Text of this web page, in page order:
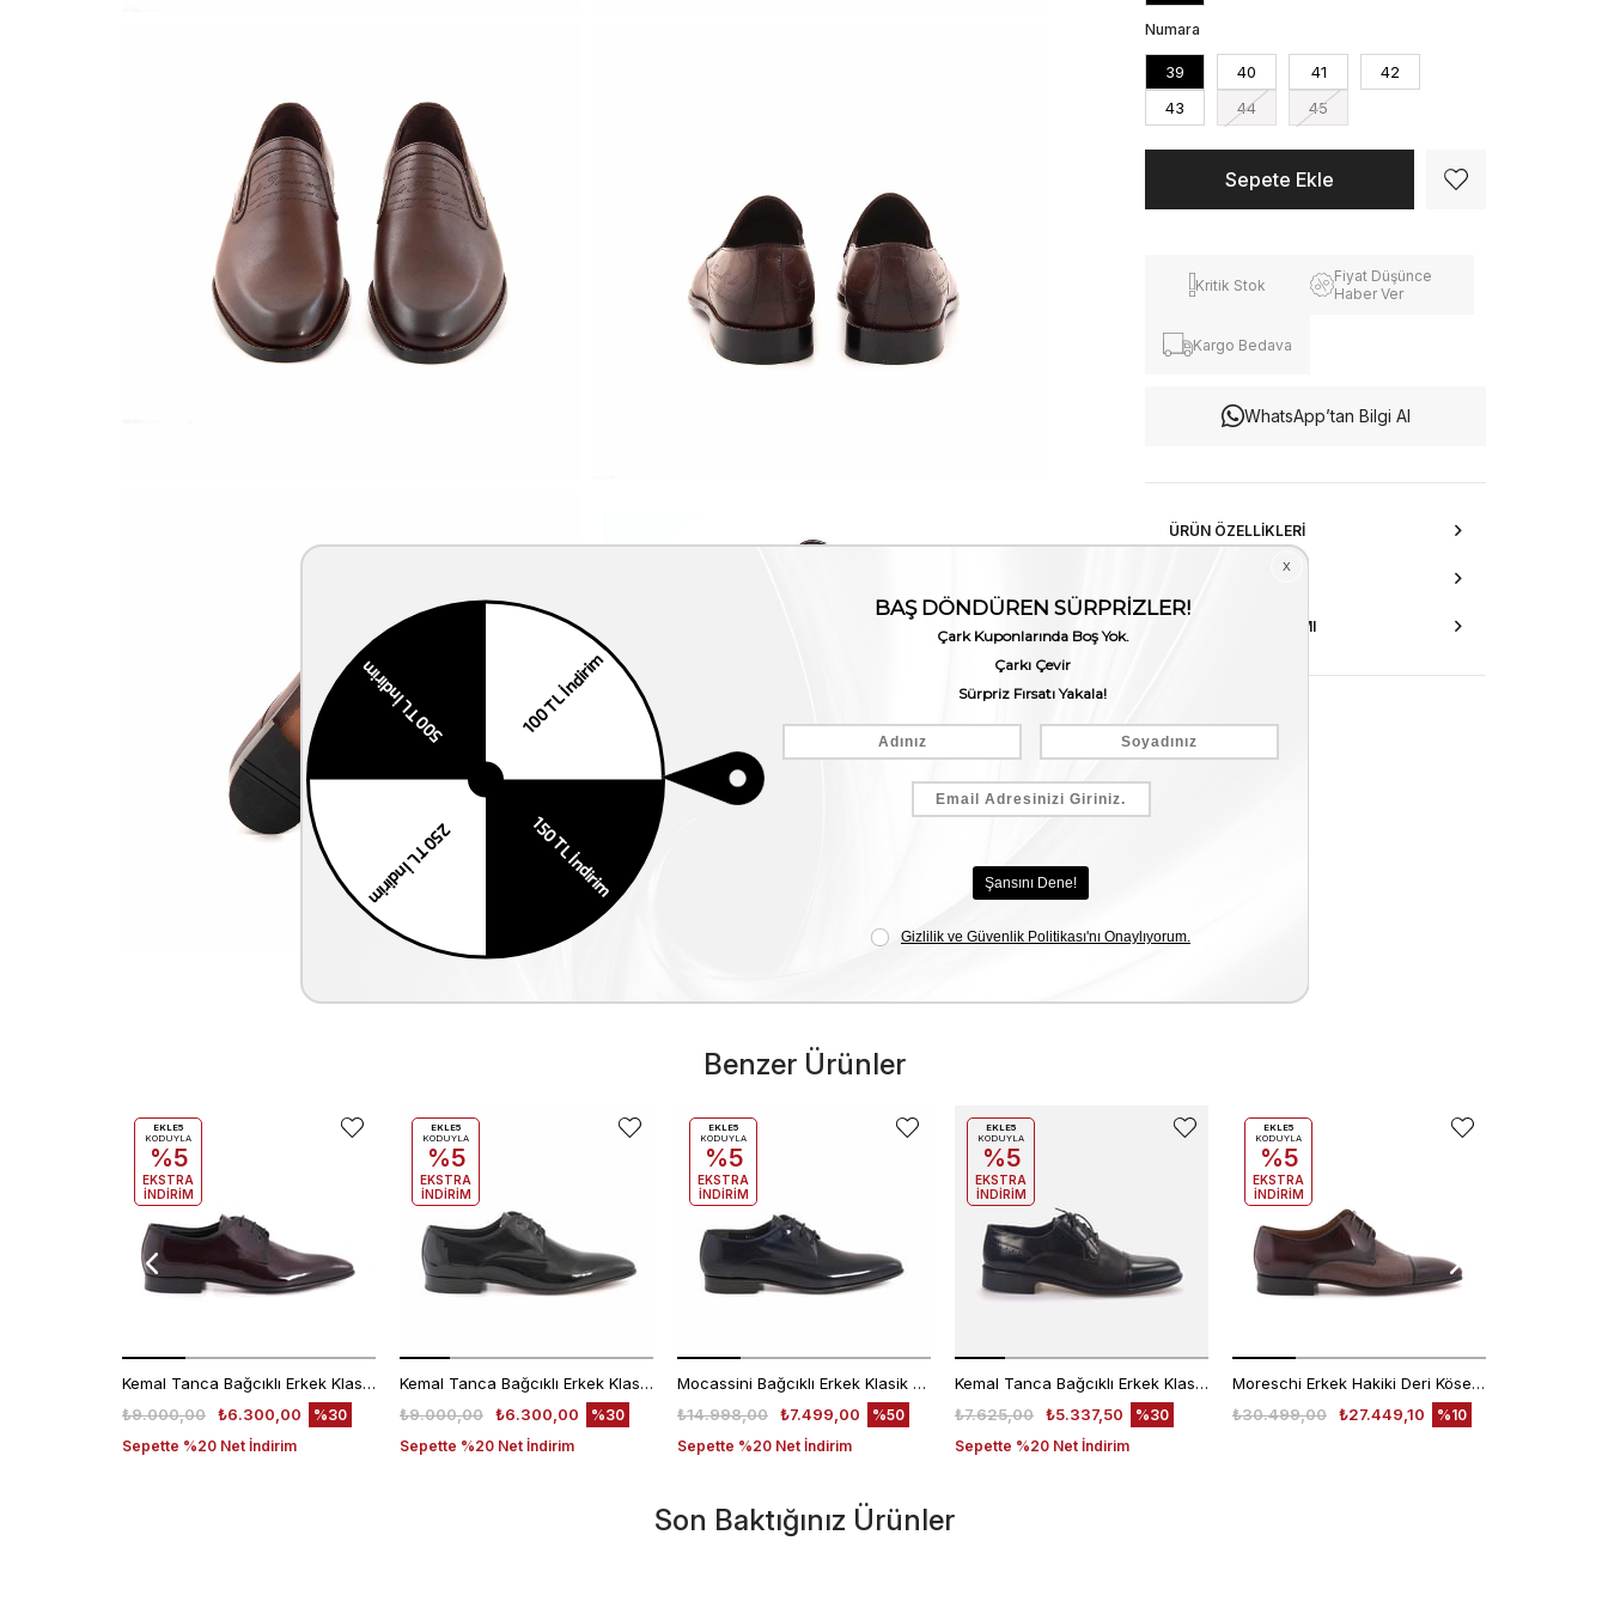
Numara
39 40 41
42
43
44 45
Kritik Stok
Fiyat Düşünce
Haber Ver
Kargo Bedava
WhatsApp’tan Bilgi Al
ÜRÜN ÖZELLIKLERI
AKSESUAR ONARIMI
Benzer Ürünler
Kemal Tanca Bağcıklı Erkek Klasik Ayakkabı 700
₺6.300,00
₺9.000,00
Sepette %20 Net İndirim
%30
EKLE5
KODUYLA
%5
EKSTRA
İNDİRİM
Kemal Tanca Bağcıklı Erkek Klasik Ayakkabı 700
₺6.300,00
₺9.000,00
Sepette %20 Net İndirim
%30
EKLE5
KODUYLA
%5
EKSTRA
İNDİRİM
Mocassini Bağcıklı Erkek Klasik Ayakkabı 4625
₺7.499,00
₺14.998,00
Sepette %20 Net İndirim
%50
EKLE5
KODUYLA
%5
EKSTRA
İNDİRİM
Kemal Tanca Bağcıklı Erkek Klasik Ayakkabı 7453
₺5.337,50
₺7.625,00
Sepette %20 Net İndirim
%30
EKLE5
KODUYLA
%5
EKSTRA
İNDİRİM
Moreschi Erkek Hakiki Deri Kösele Taban Kahverengi Klasik Ayakkabı
₺27.449,10
₺30.499,00 %10
EKLE5
KODUYLA
%5
EKSTRA
İNDİRİM
Son Baktığınız Ürünler